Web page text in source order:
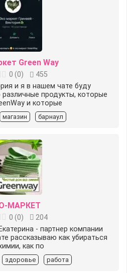
Green Way
0 (0)
455
и я в нашем чате буду
продукты, которые
и которые
магазин барнаул
МАРКЕТ
0 (0)
204
- партнер компании
рассказываю как убираться
как по
здоровье работа